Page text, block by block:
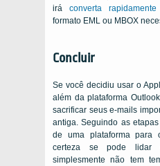
irá converta
formato EML ou MBOX
Concluir
Se você decidiu usar o
além da plataforma
sacrificar seus e-mails
antiga. Seguindo as
de uma plataforma para
certeza se pode lidar
simplesmente não tem